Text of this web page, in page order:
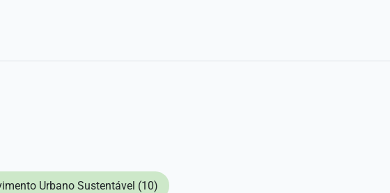
Urbano Sustentável (10)